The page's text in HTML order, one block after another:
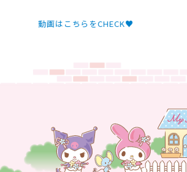
動画はこちらをCHECK♥